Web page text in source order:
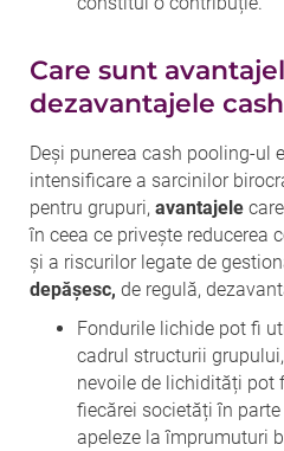
Care sunt
dezavantajele
Deși punerea cash pooling-ul
intensificare a sarcinilor
pentru grupuri, avantajele
în ceea ce privește reducerea
și a riscurilor legate de
depășesc, de regulă,
Fondurile lichide pot fi
cadrul structurii
nevoile de lichidități pot
fiecărei societăți în
apeleze la împrumuturi